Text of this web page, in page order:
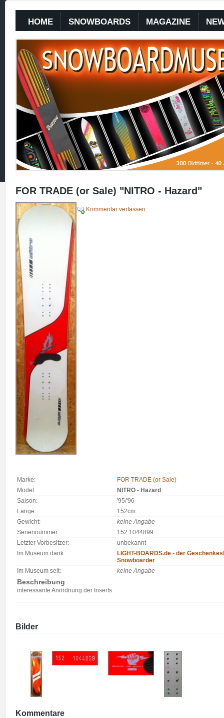
HOME SNOWBOARDS MAGAZINE
FOR TRADE (or Sale) "NITRO - Hazard"
Kommentar verfassen
Marke:
FOR TRADE (or Sale)
Model:
NITRO - Hazard
Saison:
'95/'96
Länge:
152cm
Gewicht:
keine Angabe
Seriennummer:
152 1044899
Letzter Vorbesitzer:
unbekannt
Im Museum dank:
LIGHT-BOARDS.de - der
Snowboarder
Im Museum seit:
keine Angabe
Beschreibung
interessante Anordnung der Inserts
Bilder
Kommentare